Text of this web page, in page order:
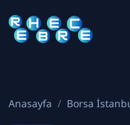
Anasayfa Borsa